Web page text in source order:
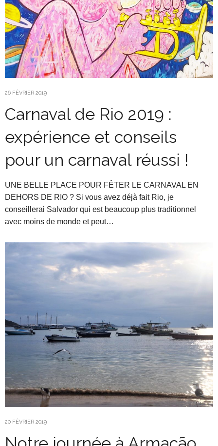
26 FÉVRIER 2019
Carnaval de Rio 2019 :
expérience et conseils
pour un carnaval réussi !
UNE BELLE PLACE POUR FÊTER LE CARNAVAL EN
DEHORS DE RIO ? Si vous avez déjà fait Rio, je
conseillerai Salvador qui est beaucoup plus traditionnel
avec moins de monde et peut…
20 FÉVRIER 2019